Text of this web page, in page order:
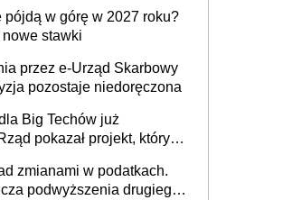
jedynym
pójdą w górę w 2027 roku?
nowe stawki
przez e-Urząd Skarbowy
pozostaje niedoręczona
Big Techów już
pokazał projekt, który
zmianami w podatkach.
podwyższenia drugiego